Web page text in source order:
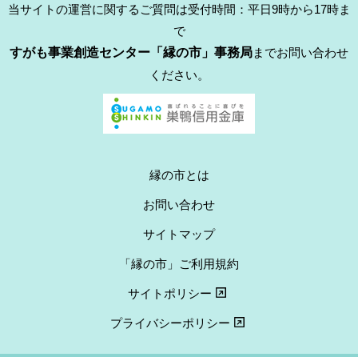
当サイトの運営に関するご質問は受付時間：平日9時から17時ま
で
すがも事業創造センター「縁の市」事務局までお問い合わせ
ください。
縁の市とは
お問い合わせ
サイトマップ
「縁の市」ご利用規約
サイトポリシー
プライバシーポリシー